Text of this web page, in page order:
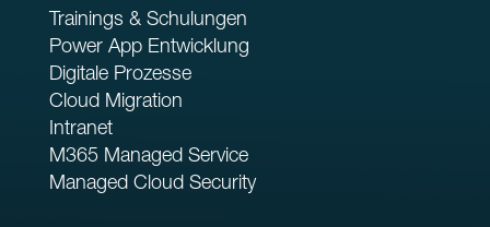
Trainings & Schulungen
Power App Entwicklung
Digitale Prozesse
Cloud Migration
Intranet
M365 Managed Service
Managed Cloud Security